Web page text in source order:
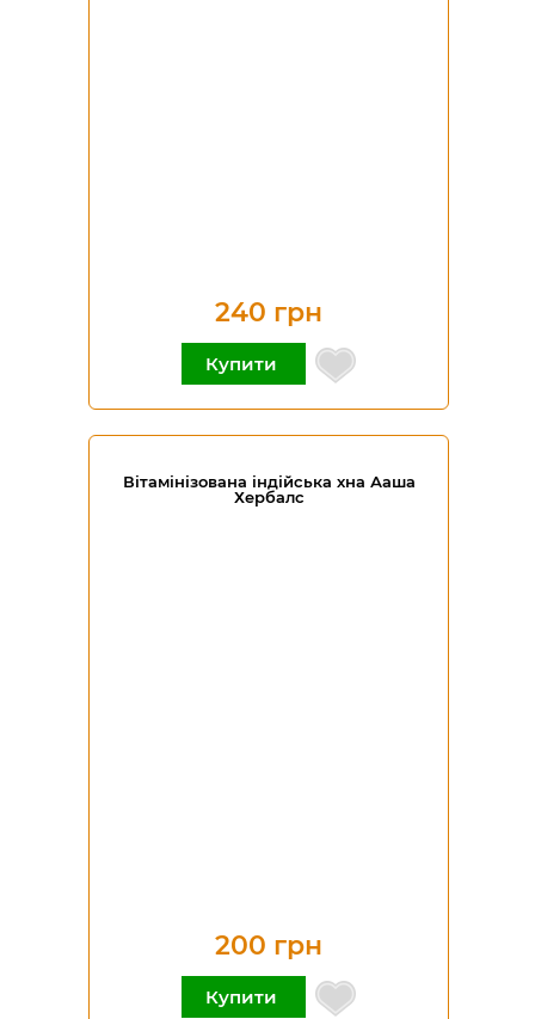
240 грн
Купити
Вітамінізована індійська хна Ааша
Хербалс
200 грн
Купити